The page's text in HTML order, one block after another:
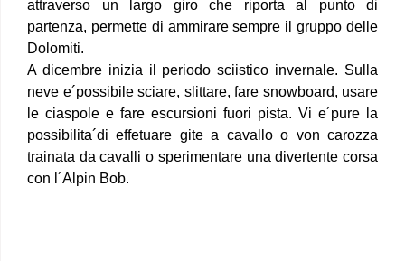
attraverso un largo giro che riporta al punto di
partenza, permette di ammirare sempre il gruppo delle
Dolomiti.
A dicembre inizia il periodo sciistico invernale. Sulla
neve e´possibile sciare, slittare, fare snowboard, usare
le ciaspole e fare escursioni fuori pista. Vi e´pure la
possibilita´di effetuare gite a cavallo o von carozza
trainata da cavalli o sperimentare una divertente corsa
con l´Alpin Bob.